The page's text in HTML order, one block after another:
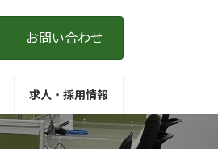
お問い合わせ
求人・採用情報